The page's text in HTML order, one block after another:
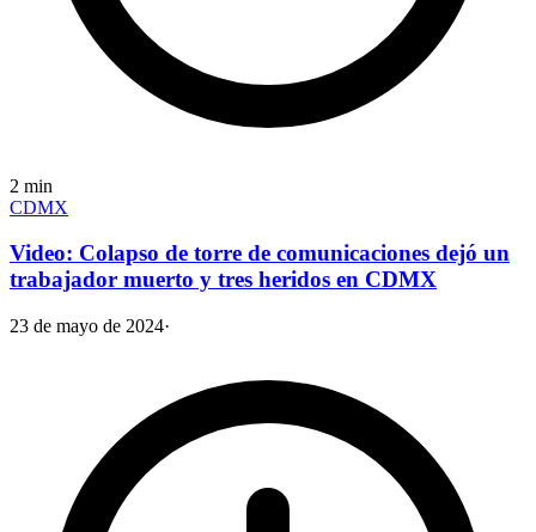
2 min
CDMX
Video: Colapso de torre de comunicaciones dejó un
trabajador muerto y tres heridos en CDMX
23 de mayo de 2024·